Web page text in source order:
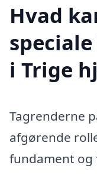
Hvad
i Trige
Tagrenderne
afgørende
fundament og